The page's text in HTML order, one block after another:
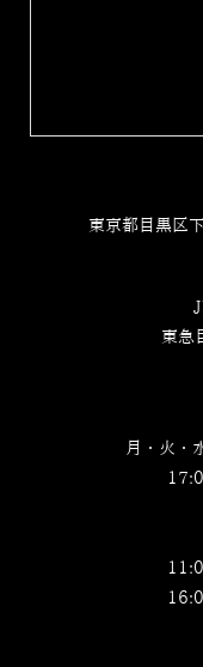
東京都目黒区
東急
月・火・